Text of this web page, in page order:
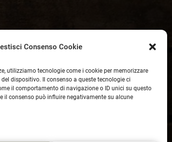
Consenso Cookie
utilizziamo tecnologie come i cookie per memorizzare
dispositivo. Il consenso a queste tecnologie ci
il comportamento di navigazione o ID unici su questo
il consenso può influire negativamente su alcune